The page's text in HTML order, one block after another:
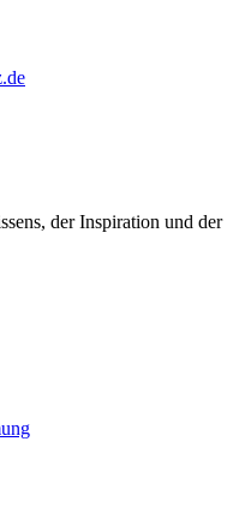
der Inspiration und der